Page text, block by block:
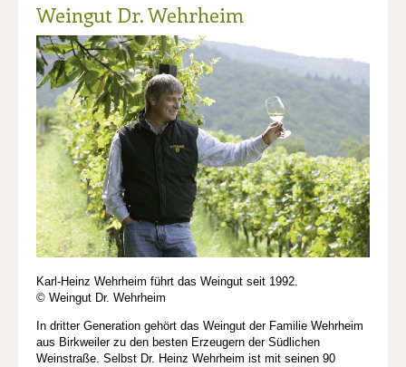
Weingut Dr. Wehrheim
Karl-Heinz Wehrheim führt das Weingut seit 1992.
© Weingut Dr. Wehrheim
In dritter Generation gehört das Weingut der Familie Wehrheim
aus Birkweiler zu den besten Erzeugern der Südlichen
Weinstraße. Selbst Dr. Heinz Wehrheim ist mit seinen 90